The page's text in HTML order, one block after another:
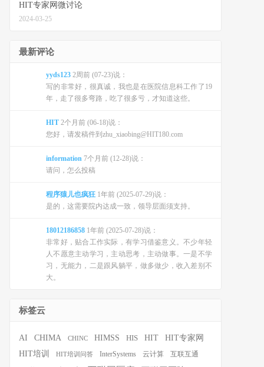
HIT专家网微讨论
2024-03-25
最新评论
yyds123 2周前 (07-23)说：
写的非常好，很真诚，我也是在医院信息科工作了19
年，走了很多弯路，吃了很多亏，才知道这些。
HIT 2个月前 (06-18)说：
您好，请发稿件到zhu_xiaobing@HIT180.com
information 7个月前 (12-28)说：
请问，怎么投稿
程序猿儿也疯狂 1年前 (2025-07-29)说：
是的，这需要院内达成一致，领导层面须支持。
18012186858 1年前 (2025-07-28)说：
非常好，贴合工作实际，有学习借鉴意义。不少年轻
人不愿意主动学习，主动思考，主动做事。一是不学
习，无能力，二是跟风躺平，做多做少，收入差别不
大。
标签云
AI CHIMA CHINC HIMSS HIS HIT HIT专家网
HIT培训 HIT培训问答 InterSystems 云计算 互联互通